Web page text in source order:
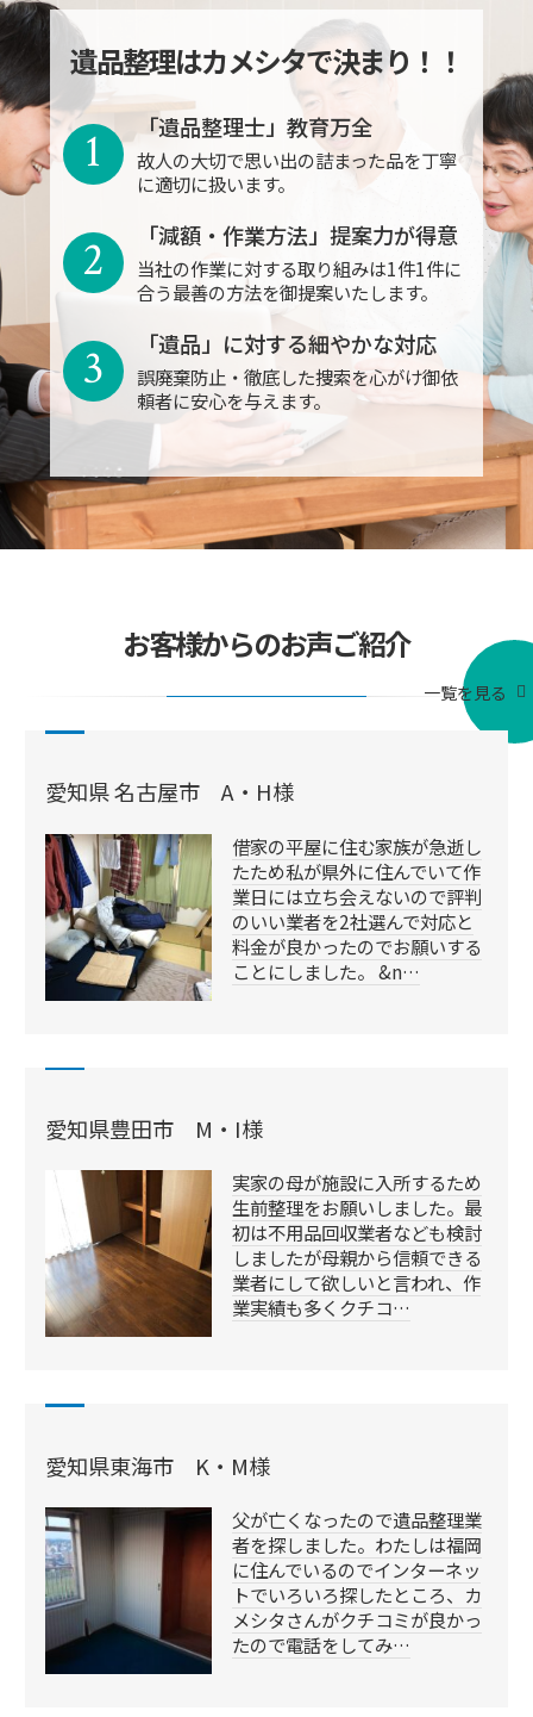
遺品整理はカメシタで決まり！！
「遺品整理士」教育万全
故人の大切で思い出の詰まった品を丁寧
に適切に扱います。
1
「減額・作業方法」提案力が得意
当社の作業に対する取り組みは1件1件に
合う最善の方法を御提案いたします。
2
「遺品」に対する細やかな対応
誤廃棄防止・徹底した捜索を心がけ御依
頼者に安心を与えます。
3
お客様からのお声ご紹介
一覧を見る
愛知県 名古屋市 A・H様
借家の平屋に住む家族が急逝し
たため私が県外に住んでいて作
業日には立ち会えないので評判
のいい業者を2社選んで対応と
料金が良かったのでお願いする
ことにしました。 &n…
愛知県豊田市 M・I様
実家の母が施設に入所するため
生前整理をお願いしました。最
初は不用品回収業者なども検討
しましたが母親から信頼できる
業者にして欲しいと言われ、作
業実績も多くクチコ…
愛知県東海市 K・M様
父が亡くなったので遺品整理業
者を探しました。わたしは福岡
に住んでいるのでインターネッ
トでいろいろ探したところ、カ
メシタさんがクチコミが良かっ
たので電話をしてみ…